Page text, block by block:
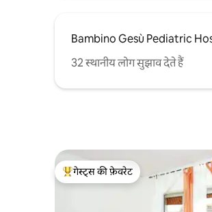
Bambino Gesù Pediatric
32 स्थानीय लोग सुझाव देते हैं
गेस्ट्स का टॉप फ़ेवरेट
गेस्ट्स की फ़ेवरेट